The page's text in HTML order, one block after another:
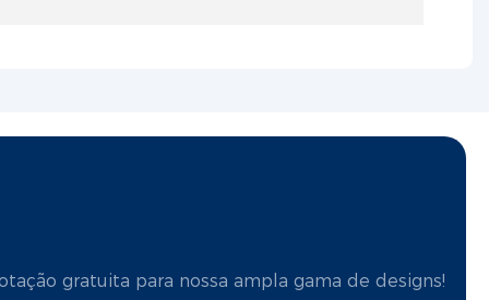
gratuita para nossa ampla gama de designs!